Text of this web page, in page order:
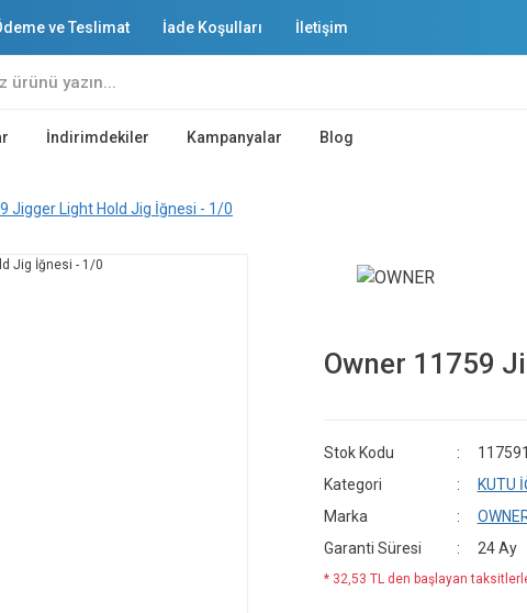
ve Teslimat İade Koşulları İletişim
İndirimdekiler Kampanyalar Blog
Jigger Light Hold Jig İğnesi - 1/0
Owner 11759
Stok Kodu
Kategori
KUTU
Marka
Garanti Süresi
24 Ay
* 32,53 TL den başlayan